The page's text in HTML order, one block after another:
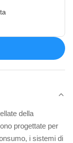
della
progettate per
i sistemi di